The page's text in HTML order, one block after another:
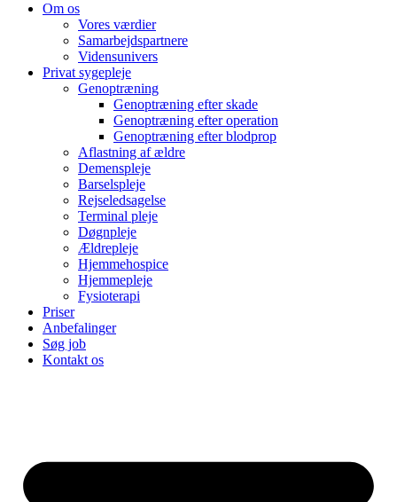
Om os
Vores værdier
Samarbejds­partnere
Vidensunivers
Privat sygepleje
Genoptræning
Genoptræning efter skade
Genoptræning efter operation
Genoptræning efter blodprop
Aflastning af ældre
Demenspleje
Barselspleje
Rejseledsagelse
Terminal pleje
Døgnpleje
Ældrepleje
Hjemmehospice
Hjemmepleje
Fysioterapi
Priser
Anbefalinger
Søg job
Kontakt os